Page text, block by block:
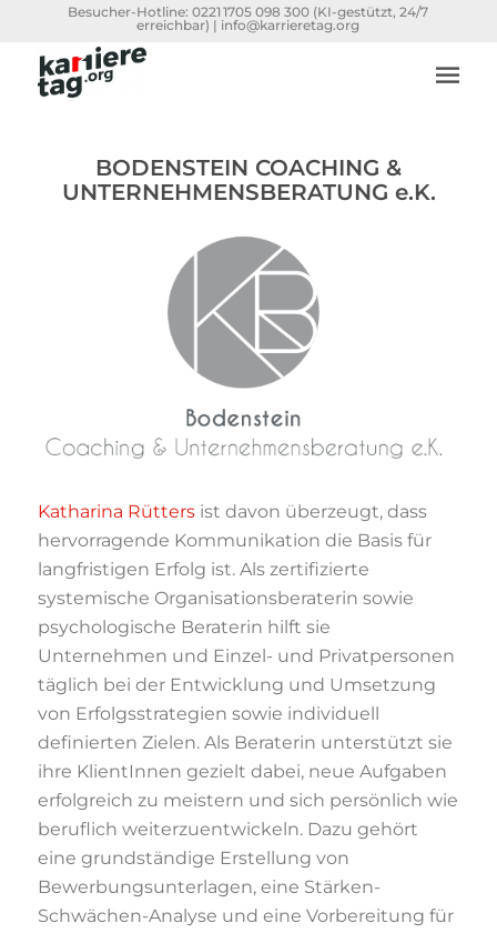
Besucher-Hotline:0221 1705 098 300 (KI-gestützt, 24/7
erreichbar) | info@karrieretag.org
BODENSTEIN COACHING &
UNTERNEHMENSBERATUNG e.K.
Katharina Rüttersist davon überzeugt, dass
hervorragende Kommunikation die Basis für
langfristigen Erfolg ist. Als zertifizierte
systemische Organisationsberaterin sowie
psychologische Beraterin hilft sie
Unternehmen und Einzel- und Privatpersonen
täglich bei der Entwicklung und Umsetzung
von Erfolgsstrategien sowie individuell
definierten Zielen. Als Beraterin unterstützt sie
ihre KlientInnen gezielt dabei, neue Aufgaben
erfolgreich zu meistern und sich persönlich wie
beruflich weiterzuentwickeln. Dazu gehört
eine grundständige Erstellung von
Bewerbungsunterlagen, eine Stärken-
Schwächen-Analyse und eine Vorbereitung für